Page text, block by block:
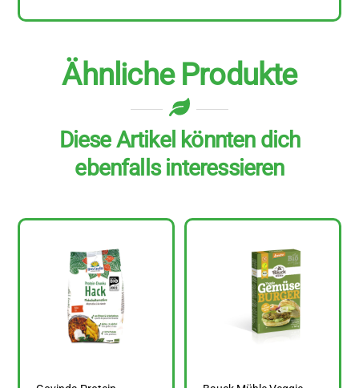
Ähnliche Produkte
Diese Artikel könnten dich
ebenfalls interessieren